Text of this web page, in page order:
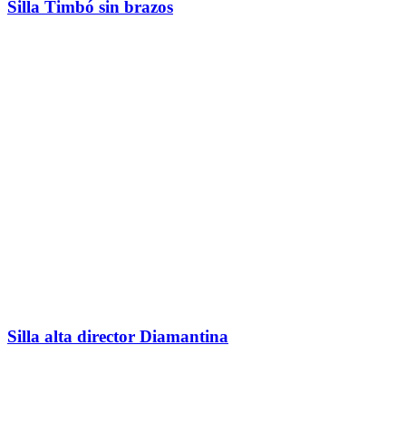
Silla Timbó sin brazos
Silla alta director Diamantina